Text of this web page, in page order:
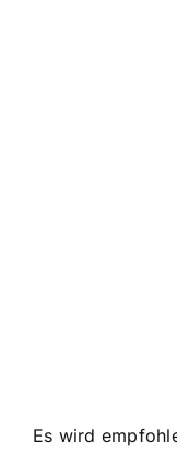
Es wird